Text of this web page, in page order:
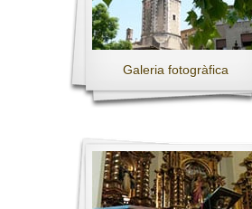
Galeria fotogràfica